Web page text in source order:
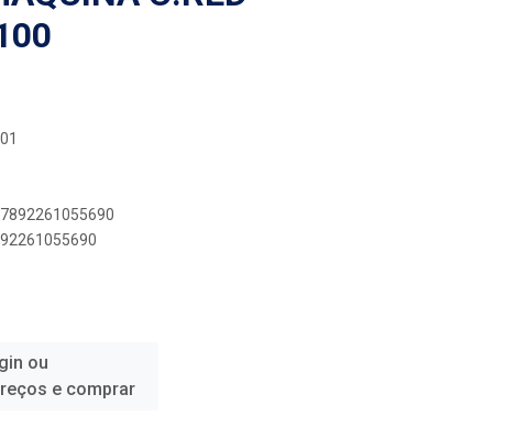
ou
e comprar